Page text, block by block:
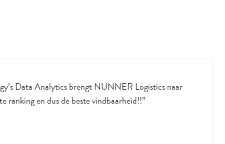
Data Analytics brengt NUNNER Logistics naar
ranking en dus de beste vindbaarheid!!”